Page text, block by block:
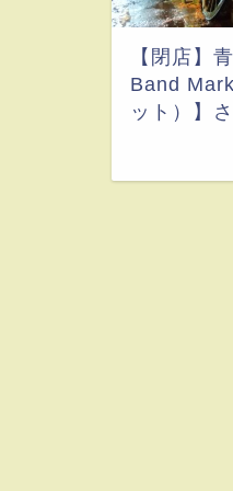
【閉店】
Band
ット）】